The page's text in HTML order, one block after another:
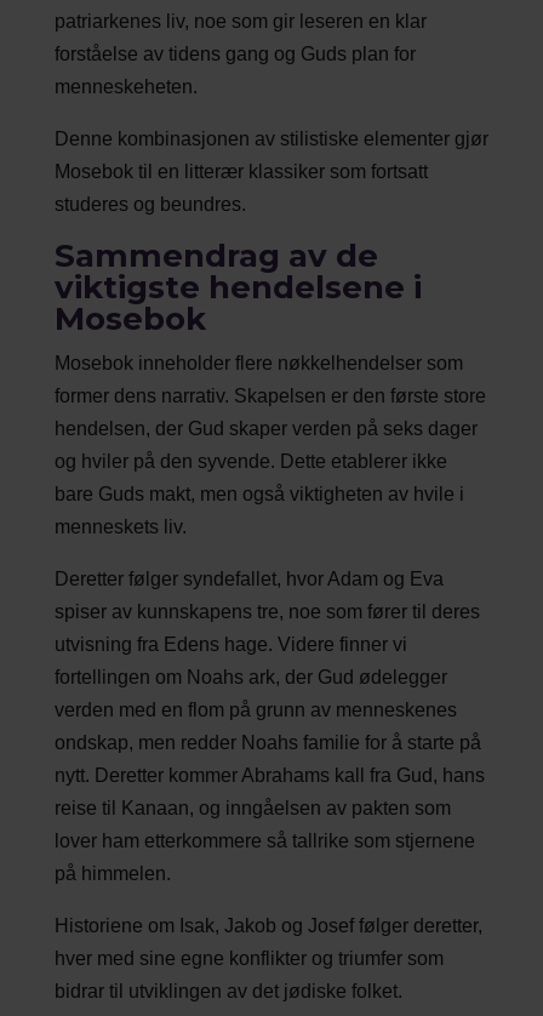
patriarkenes liv, noe som gir leseren en klar
forståelse av tidens gang og Guds plan for
menneskeheten.
Denne kombinasjonen av stilistiske elementer gjør
Mosebok til en litterær klassiker som fortsatt
studeres og beundres.
Sammendrag av de
viktigste hendelsene i
Mosebok
Mosebok inneholder flere nøkkelhendelser som
former dens narrativ. Skapelsen er den første store
hendelsen, der Gud skaper verden på seks dager
og hviler på den syvende. Dette etablerer ikke
bare Guds makt, men også viktigheten av hvile i
menneskets liv.
Deretter følger syndefallet, hvor Adam og Eva
spiser av kunnskapens tre, noe som fører til deres
utvisning fra Edens hage. Videre finner vi
fortellingen om Noahs ark, der Gud ødelegger
verden med en flom på grunn av menneskenes
ondskap, men redder Noahs familie for å starte på
nytt. Deretter kommer Abrahams kall fra Gud, hans
reise til Kanaan, og inngåelsen av pakten som
lover ham etterkommere så tallrike som stjernene
på himmelen.
Historiene om Isak, Jakob og Josef følger deretter,
hver med sine egne konflikter og triumfer som
bidrar til utviklingen av det jødiske folket.